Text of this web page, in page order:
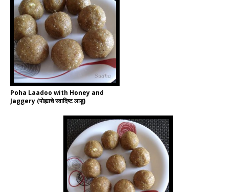
Poha Laadoo with Honey and
Jaggery (पोह्याचे स्वादिष्ट लाडू)